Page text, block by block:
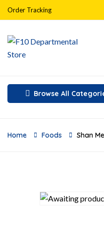
Order Tracking
Browse All
Home Foods Shan